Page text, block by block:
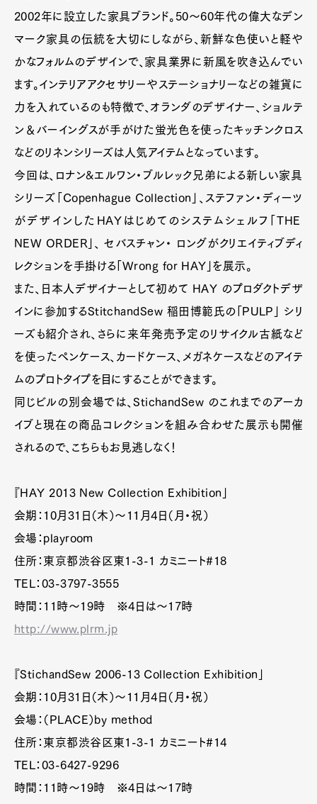
2002年に設立した家具ブランド。50～60年代の偉大なデン
マーク家具の伝統を大切にしながら、新鮮な色使いと軽や
かなフォルムのデザインで、家具業界に新風を吹き込んでい
ます。インテリアアクセサリーやステーショナリーなどの雑貨に
力を入れているのも特徴で、オランダのデザイナー、ショルテ
ン＆バーイングスが手がけた蛍光色を使ったキッチンクロス
などのリネンシリーズは人気アイテムとなっています。
今回は、ロナン&エルワン・ブルレック兄弟による新しい家具
シリーズ「Copenhague Collection」、ステファン・ディーツ
がデザインしたHAYはじめてのシステムシェルフ「THE
NEW ORDER」、 セバスチャン・ ロングがクリエイティブディ
レクションを手掛ける「Wrong for HAY」を展示。
また、日本人デザイナーとして初めて HAY のプロダクトデザ
インに参加するStitchandSew 稲田博範氏の「PULP」 シリ
ーズも紹介され、さらに来年発売予定のリサイクル古紙など
を使ったペンケース、カードケース、メガネケースなどのアイテ
ムのプロトタイプを目にすることができます。
同じビルの別会場では、StichandSew のこれまでのアーカ
イブと現在の商品コレクションを組み合わせた展示も開催
されるので、こちらもお見逃しなく！
『HAY 2013 New Collection Exhibition」
会期：10月31日（木）～11月4日（月・祝）
会場：playroom
住所：東京都渋谷区東1-3-1 カミニート#18
TEL：03-3797-3555
時間：11時～19時 ※4日は～17時
http://www.plrm.jp
『StichandSew 2006-13 Collection Exhibition」
会期：10月31日（木）～11月4日（月・祝）
会場：（PLACE）by method
住所：東京都渋谷区東1-3-1 カミニート#14
TEL：03-6427-9296
時間：11時～19時 ※4日は～17時